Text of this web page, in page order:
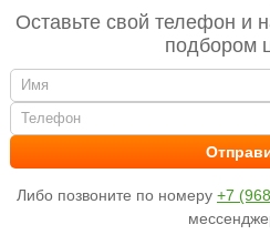
Оставьте свой телефон и
подбором
Либо позвоните по номеру +7